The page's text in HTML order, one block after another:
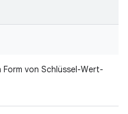
von Schlüssel-Wert-